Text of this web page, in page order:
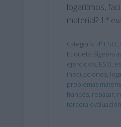
logaritmos,
material? 1.ª
Categoría: 4º ESO,
Etiqueta: álgebra
ejercicios, ESO,
inecuaciones,
problemas
francés, repasar,
tercera